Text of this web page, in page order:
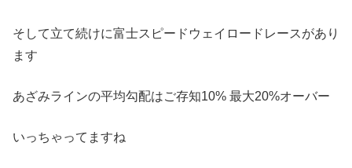
そして立て続けに富士スピードウェイロードレースがあり
ます
あざみラインの平均勾配はご存知10% 最大20%オーバー
いっちゃってますね